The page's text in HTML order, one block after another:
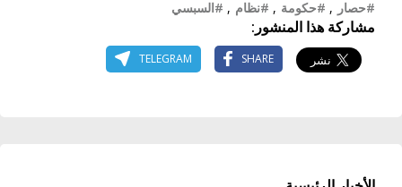
#حصار , #حكومة , #نظام , #السبسي
مشاركة هذا المنشور:
SHARE
TELEGRAM